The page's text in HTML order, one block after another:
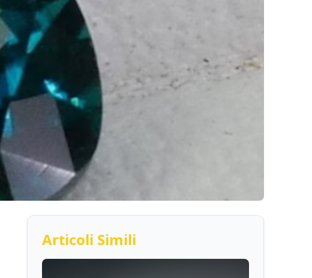
Articoli Simili